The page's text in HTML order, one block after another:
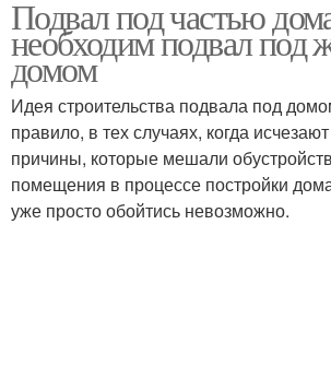
Подвал под частью
необходим подвал
домом
Идея строительства подвала под
правило, в тех случаях, когда
причины, которые мешали
помещения в процессе постройки
уже просто обойтись невозможно.